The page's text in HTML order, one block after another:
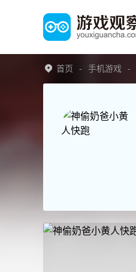
首页 手机游戏